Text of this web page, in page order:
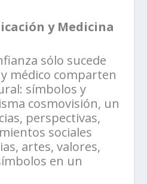
y Medicina
sólo sucede
médico comparten
símbolos y
cosmovisión, un
perspectivas,
sociales
artes, valores,
en un